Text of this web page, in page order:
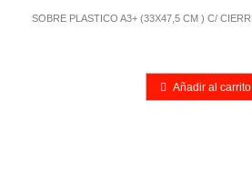
SOBRE PLASTICO A3+ (33X47,5 CM ) C/
Añadir al carrito